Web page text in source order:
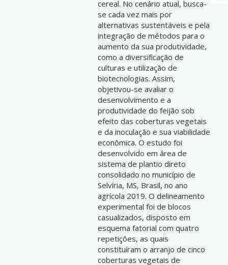
cereal. No cenário atual, busca-
se cada vez mais por
alternativas sustentáveis e pela
integração de métodos para o
aumento da sua produtividade,
como a diversificação de
culturas e utilização de
biotecnologias. Assim,
objetivou-se avaliar o
desenvolvimento e a
produtividade do feijão sob
efeito das coberturas vegetais
e da inoculação e sua viabilidade
econômica. O estudo foi
desenvolvido em área de
sistema de plantio direto
consolidado no município de
Selvíria, MS, Brasil, no ano
agrícola 2019. O delineamento
experimental foi de blocos
casualizados, disposto em
esquema fatorial com quatro
repetições, as quais
constituíram o arranjo de cinco
coberturas vegetais de